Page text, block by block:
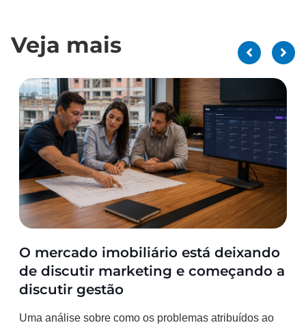
Veja mais
O mercado imobiliário está deixando
de discutir marketing e começando a
discutir gestão
Uma análise sobre como os problemas atribuídos ao